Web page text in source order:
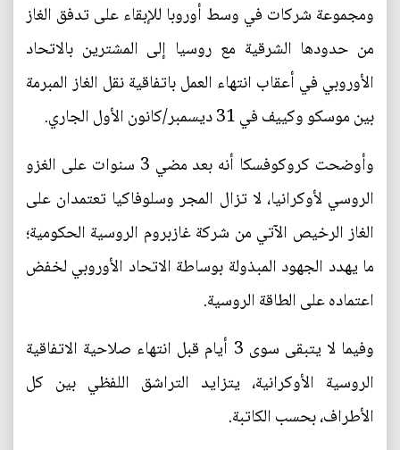
ومجموعة شركات في وسط أوروبا للإبقاء على تدفق الغاز
من حدودها الشرقية مع روسيا إلى المشترين بالاتحاد
الأوروبي في أعقاب انتهاء العمل باتفاقية نقل الغاز المبرمة
بين موسكو وكييف في 31 ديسمبر/كانون الأول الجاري.
وأوضحت كروكوفسكا أنه بعد مضي 3 سنوات على الغزو
الروسي لأوكرانيا، لا تزال المجر وسلوفاكيا تعتمدان على
الغاز الرخيص الآتي من شركة غازبروم الروسية الحكومية؛
ما يهدد الجهود المبذولة بوساطة الاتحاد الأوروبي لخفض
اعتماده على الطاقة الروسية.
وفيما لا يتبقى سوى 3 أيام قبل انتهاء صلاحية الاتفاقية
الروسية الأوكرانية، يتزايد التراشق اللفظي بين كل
الأطراف، بحسب الكاتبة.